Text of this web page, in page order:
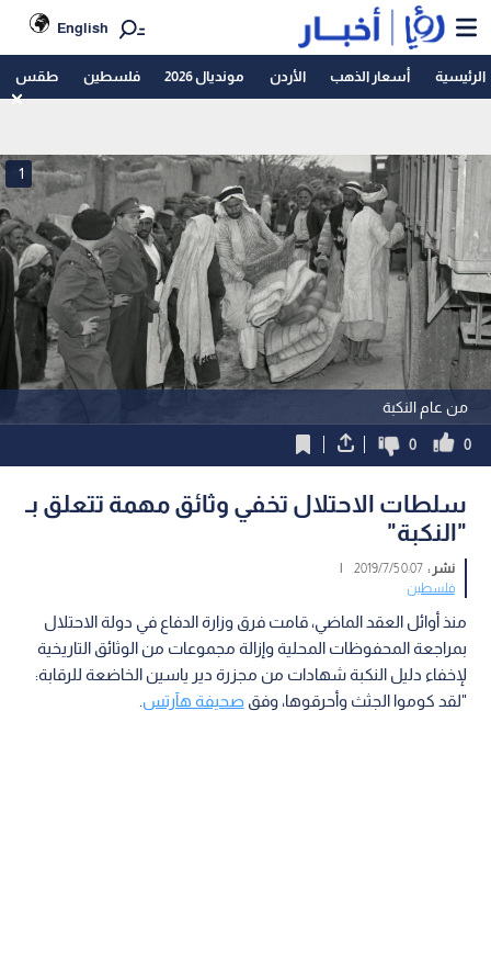
English
الرئيسية أسعار الذهب الأردن مونديال 2026 فلسطين طقس
من عام النكبة
1
0
0
سلطات الاحتلال تخفي وثائق مهمة تتعلق بـ
"النكبة"
نشر :0:07 2019/7/5
|
فلسطين
منذ أوائل العقد الماضي، قامت فرق وزارة الدفاع في دولة الاحتلال
بمراجعة المحفوظات المحلية وإزالة مجموعات من الوثائق التاريخية
لإخفاء دليل النكبة شهادات من مجزرة دير ياسين الخاضعة للرقابة:
"لقد كوموا الجثث وأحرقوها، وفقصحيفة هآرتس